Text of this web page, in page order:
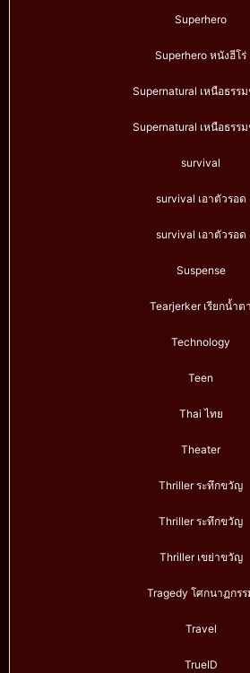
Superhero
Superhero หนังฮีโร่
Supernatural เหนือธรร
Supernatural เหนือธรร
survival
survival เอาตัวรอด
survival เอาตัวรอด
Suspense
Tearjerker เรียกน้ำตา
Technology
Teen
Thai ไทย
Theater
Thriller ระทึกขวัญ
Thriller ระทึกขวัญ
Thriller เขย่าขวัญ
Tragedy โศกนาฏกรร
Travel
TrueID